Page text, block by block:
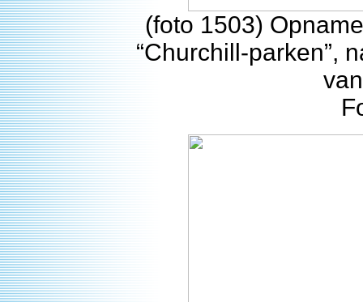
(foto 1503)
“Churchill-parken”,